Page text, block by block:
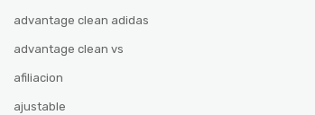
advantage clean adidas
advantage clean vs
afiliacion
ajustable